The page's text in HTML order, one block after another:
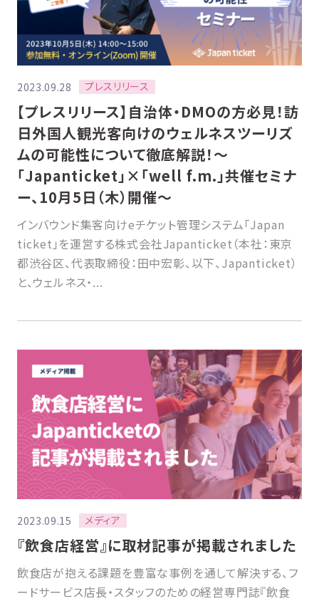
2023.09.28 プレスリリース
【プレスリリース】自治体・DMOの方必見！訪
日外国人観光客向けのウェルネスツーリズ
ムの可能性について徹底解説！〜
「Japanticket」×「well f.m.」共催セミナ
ー、10月5日（木）開催〜
インバウンド集客向けeチケット管理システム「Japan
ticket」を運営する株式会社Japanticket（本社：東京
都渋谷区、代表取締役：田中宏彰、以下、Japanticket）
と、ウェルネス・...
2023.09.15 メディア
『飲食店経営』に取材記事が掲載されました
飲食店が抱える課題を豊富な事例を通して解決する、フ
ードサービス店長・スタッフのための経営専門誌『飲食